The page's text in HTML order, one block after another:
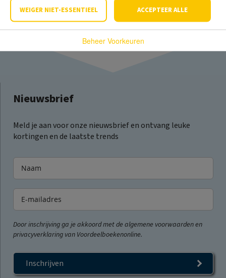
Nieuwsbrief
Meld je aan voor onze nieuwsbrief en ontvang leuke
kortingen en de laatste trends
Door inschrijving ga je akkoord met de algemene voorwaarden en
privacyverklaring van Voordeelboekenonline.
Inschrijven
WEIGER NIET-ESSENTIEEL ACCEPTEER ALLE
Beheer Voorkeuren